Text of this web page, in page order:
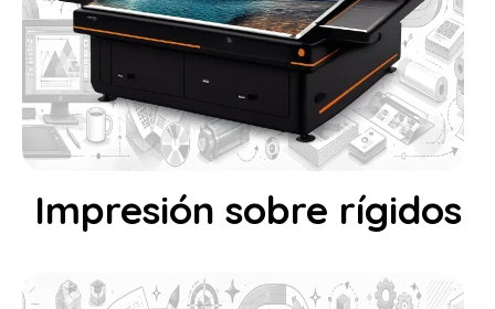
Impresión sobre rígidos